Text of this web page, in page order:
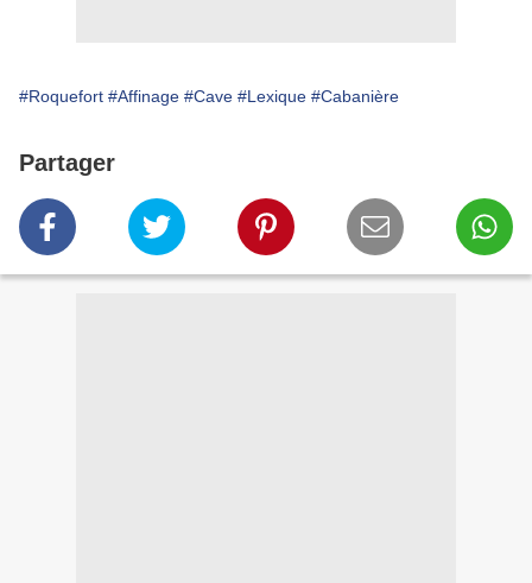
#Roquefort #Affinage #Cave #Lexique #Cabanière
Partager